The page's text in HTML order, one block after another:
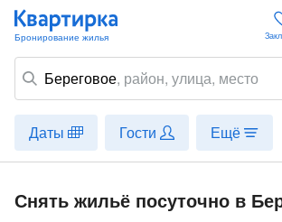
Береговое, район, улица, место
Даты Гости Ещё
Снять жильё посуточно в